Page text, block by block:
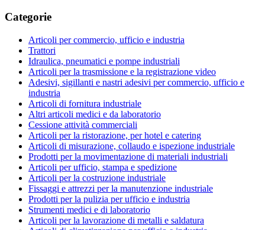
Categorie
Articoli per commercio, ufficio e industria
Trattori
Idraulica, pneumatici e pompe industriali
Articoli per la trasmissione e la registrazione video
Adesivi, sigillanti e nastri adesivi per commercio, ufficio e
industria
Articoli di fornitura industriale
Altri articoli medici e da laboratorio
Cessione attività commerciali
Articoli per la ristorazione, per hotel e catering
Articoli di misurazione, collaudo e ispezione industriale
Prodotti per la movimentazione di materiali industriali
Articoli per ufficio, stampa e spedizione
Articoli per la costruzione industriale
Fissaggi e attrezzi per la manutenzione industriale
Prodotti per la pulizia per ufficio e industria
Strumenti medici e di laboratorio
Articoli per la lavorazione di metalli e saldatura